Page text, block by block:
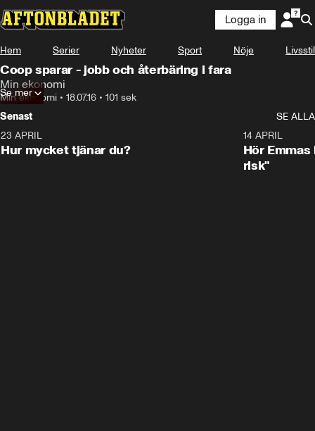
Logga in
Hem Serier Nyheter Sport Nöje Livsstil
Coop sparar - jobb och återbäring i fara
Min ekonomi
Min ekonomi • 18.07.16 • 101 sek
Se mer
Senast
SE ALLA
23 APRIL
Hur mycket tjänar du?
14 APRIL
Hör
risk"